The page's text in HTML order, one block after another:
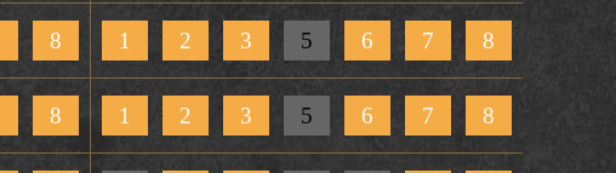
8 1 2 3 5 6 7 8
8 1 2 3 5 6 7 8